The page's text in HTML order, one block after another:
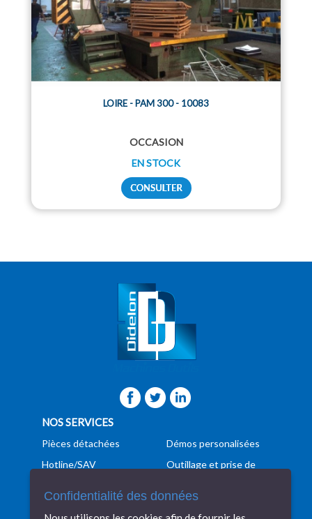
LOIRE - PAM 300 - 10083
OCCASION
EN STOCK
NOS SERVICES
Pièces détachées
Hotline/SAV
Démos personalisées
Outillage et prise de
Programmation
Confidentialité des données